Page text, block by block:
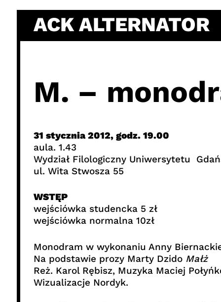
content
ACK ALTERNATOR
M. –
31 stycznia 2012, godz. 19.00
aula. 1.43
Wydział Filologiczny Uniwersytetu
ul. Wita Stwosza 55
WSTĘP
wejściówka studencka 5 zł
wejściówka normalna 10zł
Monodram w wykonaniu Anny
Na podstawie prozy Marty Dzido Małż
Reż. Karol Rębisz, Muzyka Maciej
Wizualizacje Nordyk.